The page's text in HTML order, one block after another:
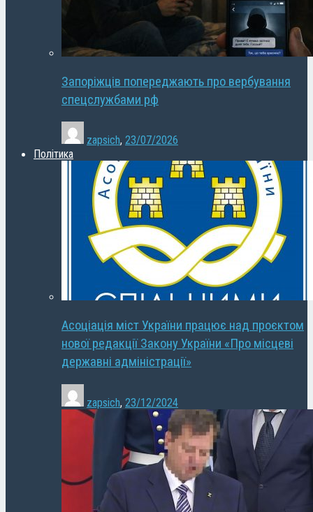
Запоріжців попереджають про вербування
спецслужбами рф
zapsich, 23/07/2026
Політика
Асоціація міст України працює над проєктом
нової редакції Закону України «Про місцеві
державні адміністрації»
zapsich, 23/12/2024